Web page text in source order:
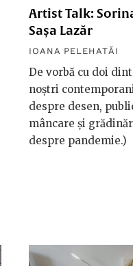
Artist Talk:
Sașa Lazăr
IOANA PELEHATĂI
De vorbă cu doi
noștri
despre desen,
mâncare și
despre pandemie.)